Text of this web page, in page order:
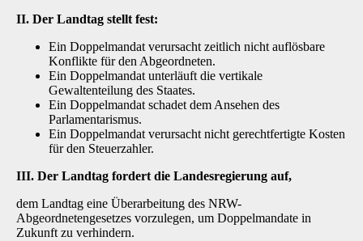
II. Der Landtag stellt fest:
Ein Doppelmandat verursacht zeitlich nicht auflösbare
Konflikte für den Abgeordneten.
Ein Doppelmandat unterläuft die vertikale
Gewaltenteilung des Staates.
Ein Doppelmandat schadet dem Ansehen des
Parlamentarismus.
Ein Doppelmandat verursacht nicht gerechtfertigte Kosten
für den Steuerzahler.
III. Der Landtag fordert die Landesregierung auf,
dem Landtag eine Überarbeitung des NRW-
Abgeordnetengesetzes vorzulegen, um Doppelmandate in
Zukunft zu verhindern.